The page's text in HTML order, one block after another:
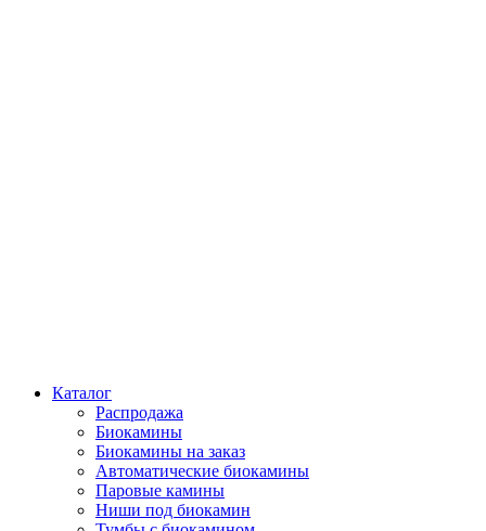
Каталог
Распродажа
Биокамины
Биокамины на заказ
Автоматические биокамины
Паровые камины
Ниши под биокамин